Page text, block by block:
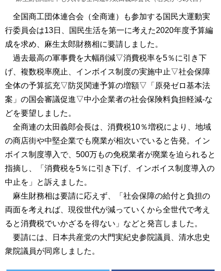
全国商工団体連合会（全商連）も参加する国民大運動実
行委員会は13日、国民生活を第一に考えた2020年度予算編
成を求め、麻生太郎財務相に要請しました。
過去最高の軍事費を大幅削減▽消費税率を5％に引き下
げ、複数税率廃止、インボイス制度の実施中止▽社会保障
全体の予算拡充▽防災関連予算の増額▽「原発ゼロ基本法
案」の国会審議促進▽中小企業者の社会保険料負担軽減-な
どを要望しました。
全商連の太田義郎会長は、消費税10％増税により、地域
の商店街や中堅企業でも廃業が相次いでいると告発。イン
ボイス制度導入で、500万もの免税業者が廃業を迫られると
指摘し、「消費税を5％に引き下げ、インボイス制度導入の
中止を」と訴えました。
麻生財務相は要請に応えず、「社会保障の給付と負担の
両面を考えれば、現役世代が減っていくから全世代で考え
ると消費税でいかざるを得ない」などと発言しました。
要請には、日本共産党の大門実紀史参院議員、清水忠史
衆院議員が同席しました。